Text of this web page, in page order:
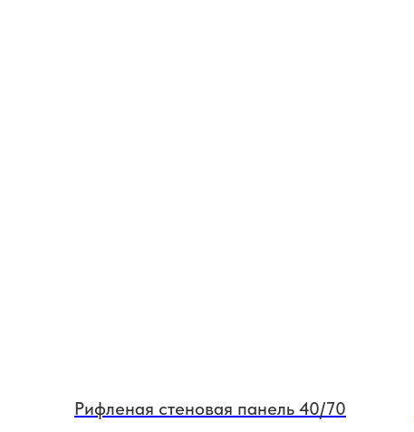
Рифленая стеновая панель 40/70